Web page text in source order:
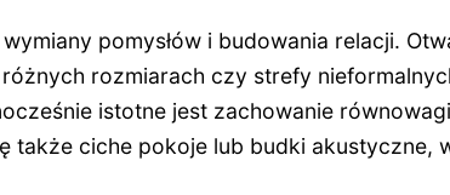
pomysłów i budowania relacji.
rozmiarach czy strefy
istotne jest zachowanie
także ciche pokoje lub budki akustyczne,